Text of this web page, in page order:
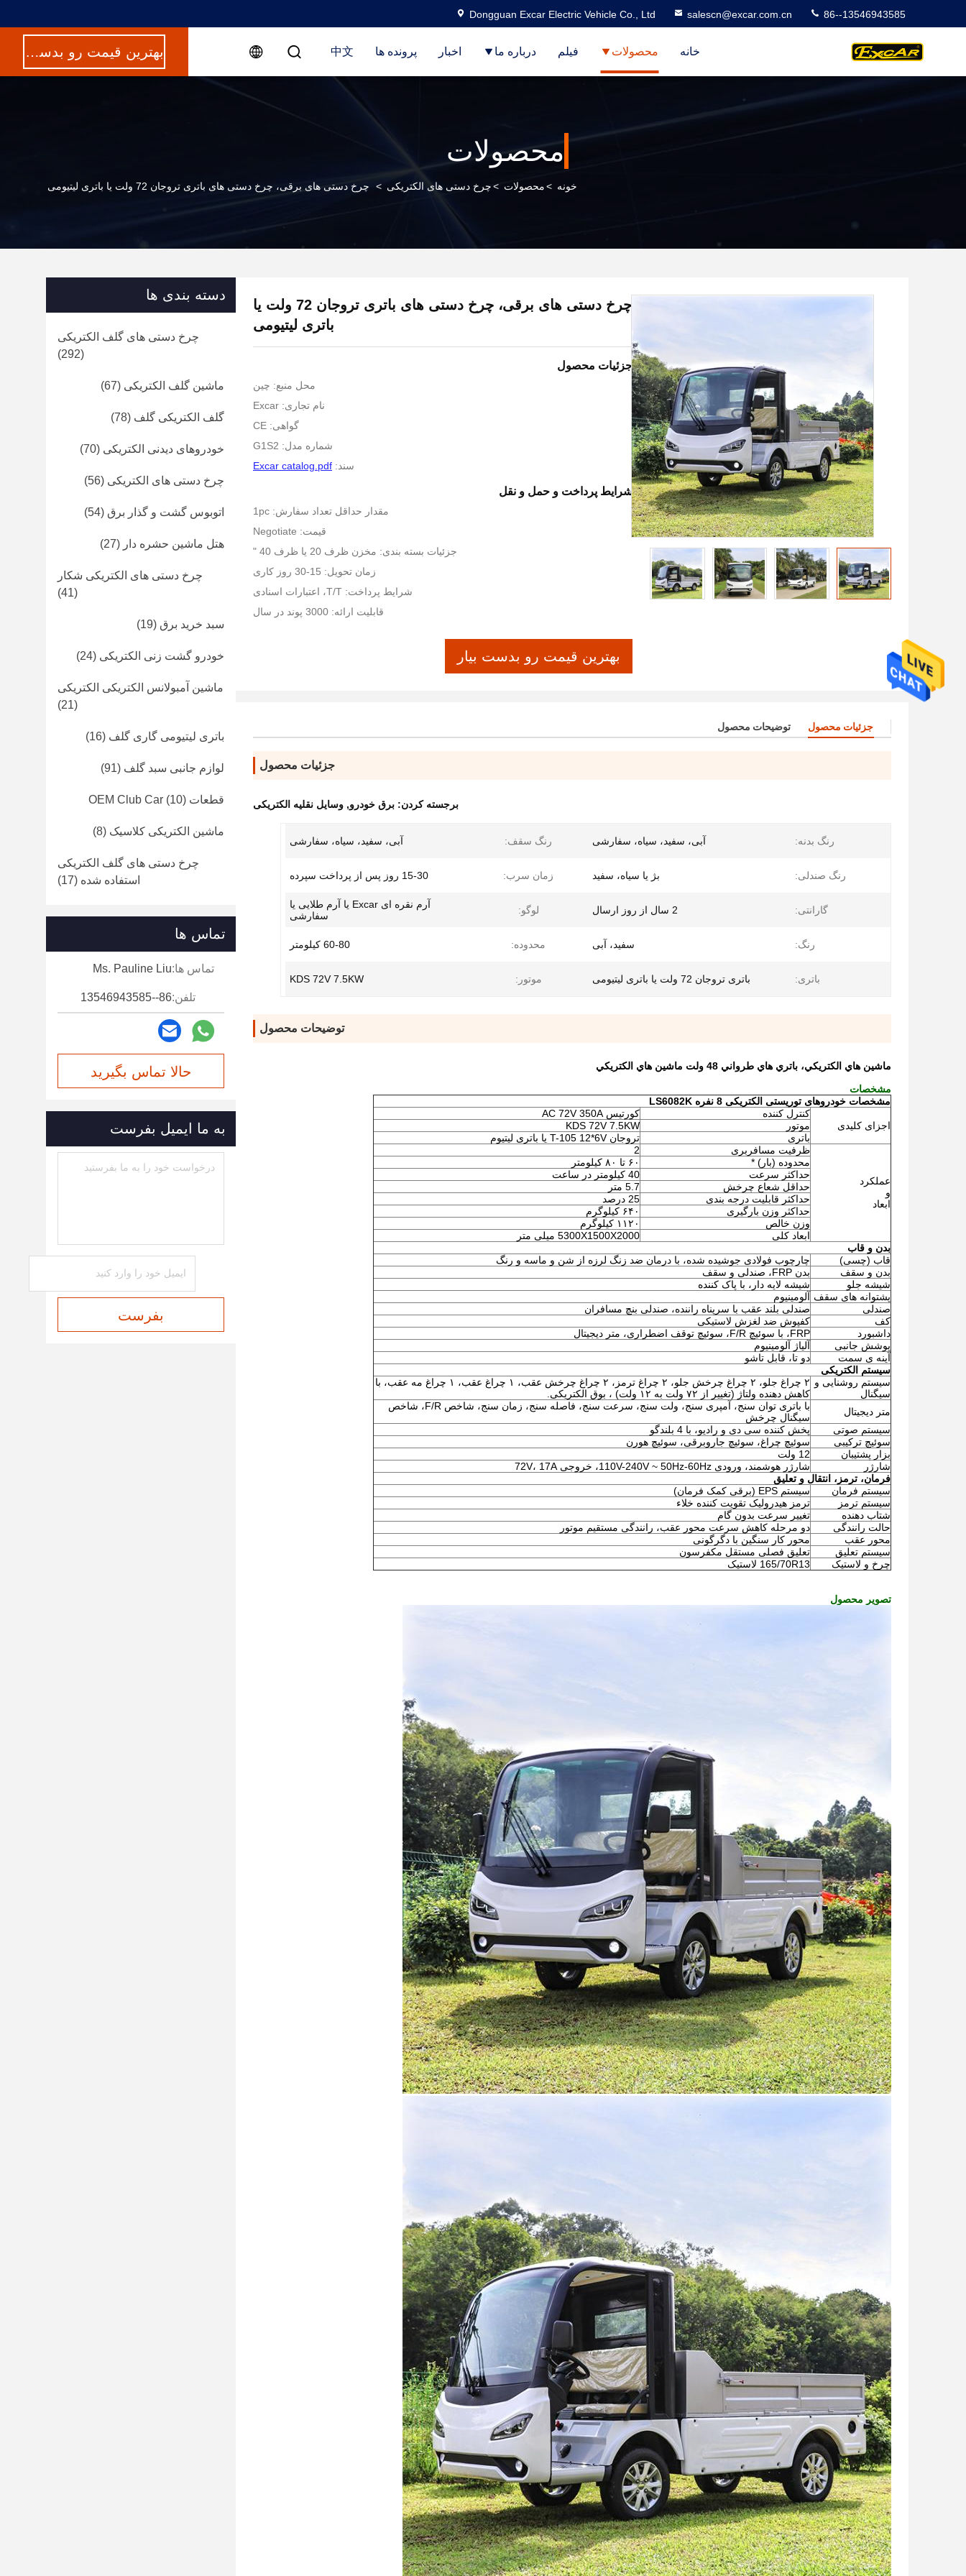
Dongguan Excar Electric Vehicle Co., Ltd salescn@excar.com.cn 86--13546943585
خانه محصولات فیلم درباره ما اخبار پرونده ها 中文 بهترین قیمت رو بدست بیار
محصولات
خونه >محصولات >چرخ دستی های الکتریکی > چرخ دستی های برقی، چرخ دستی های باتری تروجان 72 ولت یا باتری لیتیومی
چرخ دستی های برقی، چرخ دستی های باتری تروجان 72 ولت یا
باتری لیتیومی
جزئیات محصول
محل منبع: چین
نام تجاری: Excar
گواهی: CE
شماره مدل: G1S2
سند: Excar catalog.pdf
شرایط پرداخت و حمل و نقل
مقدار حداقل تعداد سفارش: 1pc
قیمت: Negotiate
جزئیات بسته بندی: مخزن ظرف 20 یا ظرف 40 "
زمان تحویل: 15-30 روز کاری
شرایط پرداخت: T/T، اعتبارات اسنادی
قابلیت ارائه: 3000 پوند در سال
بهترین قیمت رو بدست بیار
جزئیات محصول توضیحات محصول
جزئیات محصول
برجسته کردن: برق خودرو, وسایل نقلیه الکتریکی
رنگ بدنه: آبی، سفید، سیاه، سفارشی رنگ سقف: آبی، سفید، سیاه، سفارشی
رنگ صندلی: بژ یا سیاه، سفید زمان سرب: 15-30 روز پس از پرداخت سپرده
گارانتی: 2 سال از روز ارسال لوگو:
آرم نقره ای Excar یا آرم طلایی یا
سفارشی
رنگ: سفید، آبی محدوده: 60-80 کیلومتر
باتری: باتری تروجان 72 ولت یا باتری لیتیومی موتور: KDS 72V 7.5KW
توضیحات محصول
ماشين هاي الکتريکي، باتري هاي طرواني 48 ولت ماشين هاي الکتريکي
مشخصات
مشخصات خودروهای توریستی الکتریکی 8 نفره LS6082K
اجزای کلیدی
کنترل کننده
کورتیس AC 72V 350A
موتور
KDS 72V 7.5KW
باتری
تروجان T-105 12*6V یا باتری لیتیوم
عملکرد
و
ابعاد
ظرفیت مسافربری
2
محدوده (بار) *
۶۰ تا ۸۰ کیلومتر
حداکثر سرعت
40 کیلومتر در ساعت
حداقل شعاع چرخش
5.7 متر
حداکثر قابلیت درجه بندی
25 درصد
حداکثر وزن بارگیری
۶۴۰ کیلوگرم
وزن خالص
۱۱۲۰ کیلوگرم
ابعاد کلی
5300X1500X2000 میلی متر
بدن و قاب
قاب (چسی)
چارچوب فولادی جوشیده شده، با درمان ضد زنگ لرزه از شن و ماسه و رنگ
بدن و سقف
بدن FRP، صندلی و سقف
شیشه جلو
شیشه لایه دار، با پاک کننده
پشتوانه های سقف آلومینیوم
صندلی
صندلی بلند عقب با سرپناه راننده، صندلی بنچ مسافران
کف
کفپوش ضد لغزش لاستیکی
داشبورد
FRP، با سوئیچ F/R، سوئیچ توقف اضطراری، متر دیجیتال
پوشش جانبی
آلیاژ آلومینیوم
آینه ی سمت
دو تا، قابل تاشو
سیستم الکتریکی
سیستم روشنایی و
سیگنال
۲ چراغ جلو، ۲ چراغ چرخش جلو، ۲ چراغ ترمز، ۲ چراغ چرخش عقب، ۱ چراغ عقب، ۱ چراغ مه عقب، با
کاهش دهنده ولتاژ (تغییر از ۷۲ ولت به ۱۲ ولت) ، بوق الکتریکی.
متر دیجیتال
با باتری توان سنج، آمپری سنج، ولت سنج، سرعت سنج، فاصله سنج، زمان سنج، شاخص F/R، شاخص
سیگنال چرخش
سیستم صوتی
پخش کننده سی دی و رادیو، با 4 بلندگو
سوئیچ ترکیبی
سوئیچ چراغ، سوئیچ جاروبرقی، سوئیچ هورن
بزار پشتیبان
12 ولت
شارژر
شارژر هوشمند، ورودی 110V-240V ~ 50Hz-60Hz، خروجی 72V، 17A
فرمان، ترمز، انتقال و تعلیق
سیستم فرمان
سیستم EPS (برقی کمک فرمان)
سیستم ترمز
ترمز هیدرولیک تقویت کننده خلاء
شتاب دهنده
تغییر سرعت بدون گام
حالت رانندگی
دو مرحله کاهش سرعت محور عقب، رانندگی مستقیم موتور
محور عقب
محور کار سنگین با دگرگونی
سیستم تعلیق
تعلیق فصلی مستقل مکفرسون
چرخ و لاستیک
165/70R13 لاستیک
تصویر محصول
دسته بندی ها
چرخ دستی های گلف الکتریکی
(292)
ماشین گلف الکتریکی (67)
گلف الکتریکی گلف (78)
خودروهای دیدنی الکتریکی (70)
چرخ دستی های الکتریکی (56)
اتوبوس گشت و گذار برق (54)
هتل ماشین حشره دار (27)
چرخ دستی های الکتریکی شکار
(41)
سبد خرید برق (19)
خودرو گشت زنی الکتریکی (24)
ماشین آمبولانس الکتریکی الکتریکی
(21)
باتری لیتیومی گاری گلف (16)
لوازم جانبی سبد گلف (91)
قطعات OEM Club Car (10)
ماشین الکتریکی کلاسیک (8)
چرخ دستی های گلف الکتریکی
استفاده شده (17)
تماس ها
تماس ها:Ms. Pauline Liu
تلفن:86--13546943585
حالا تماس بگیرید
به ما ایمیل بفرست
بفرست